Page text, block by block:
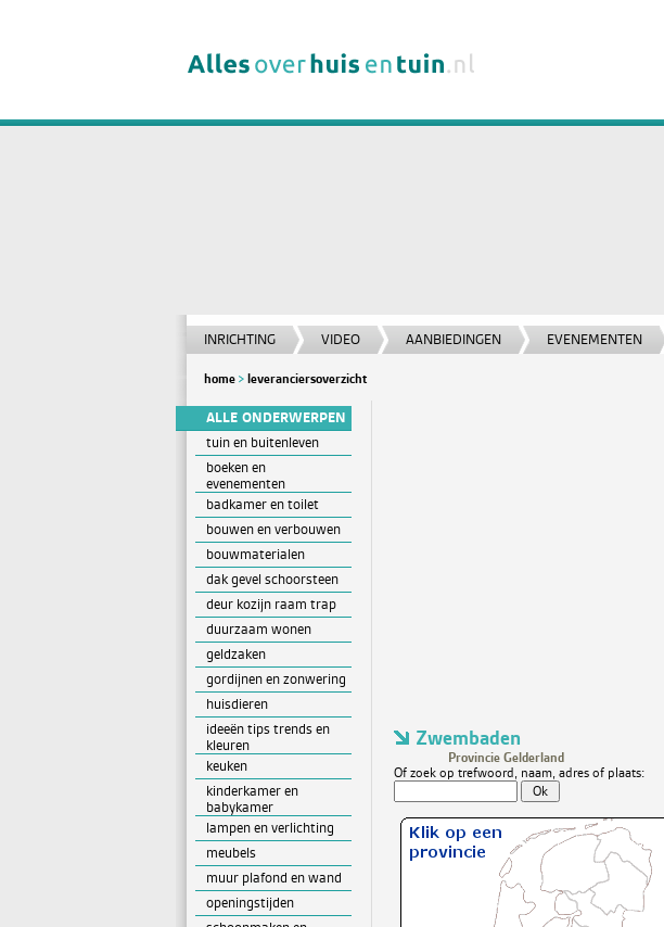
INRICHTING VIDEO AANBIEDINGEN EVENEMENTEN
home leveranciersoverzicht
Zwembaden
Provincie Gelderland
Of zoek op trefwoord, naam, adres of plaats:
ALLE ONDERWERPEN
tuin en buitenleven
boeken en
evenementen
badkamer en toilet
bouwen en verbouwen
bouwmaterialen
dak gevel schoorsteen
deur kozijn raam trap
duurzaam wonen
geldzaken
gordijnen en zonwering
huisdieren
ideeën tips trends en
kleuren
keuken
kinderkamer en
babykamer
lampen en verlichting
meubels
muur plafond en wand
openingstijden